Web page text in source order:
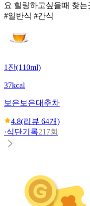
요 힐링하고싶을때 찾는
#일반식 #간식
1잔(110ml)
37kcal
보은 보은대추차
4.8(리뷰 64개)
·식단기록217회